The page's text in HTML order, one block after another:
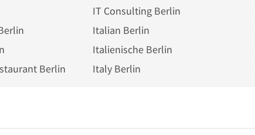
IT Consulting Berlin
Italian Berlin
Italienische Berlin
Berlin
Italy Berlin